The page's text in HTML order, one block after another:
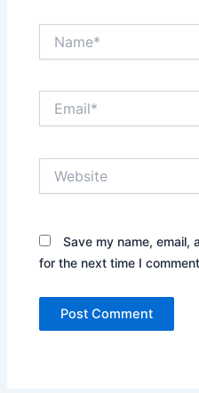
Save my name,
for the next time I